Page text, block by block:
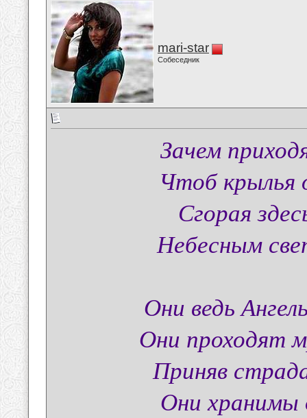
mari-star
Собеседник
Зачем
Чтоб крылья
Сгорая
Небесным
Они ведь
Они проходят
Приняв
Они